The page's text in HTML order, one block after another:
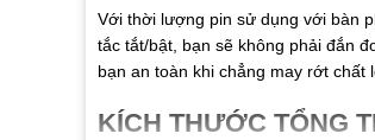
Với thời lượng pin sử dụng với bàn
tắc tắt/bật, bạn sẽ không phải đắn
bạn an toàn khi chẳng may rớt chất
KÍCH THƯỚC TỔNG